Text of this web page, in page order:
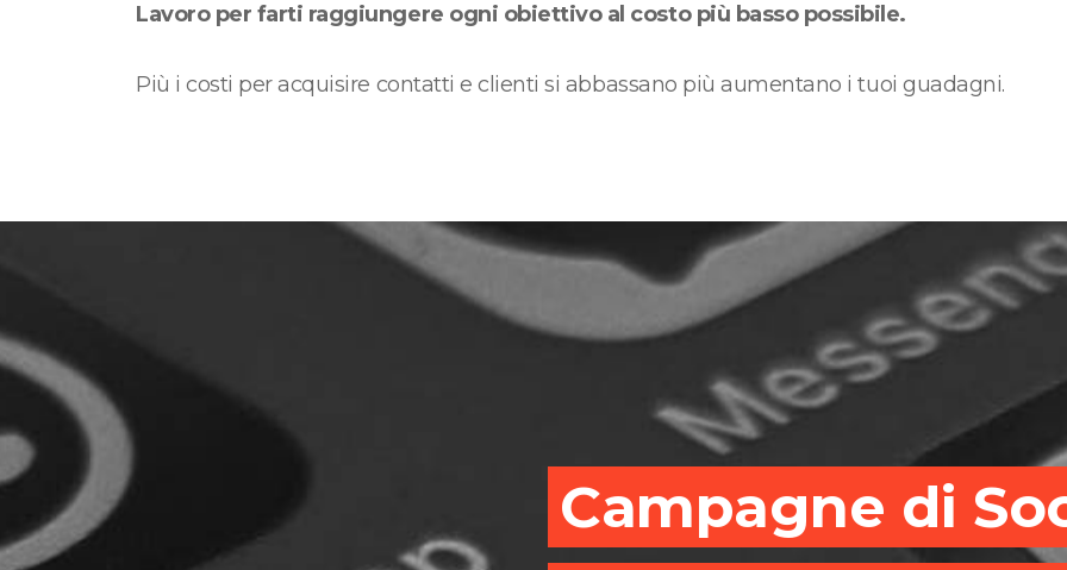
Lavoro per farti raggiungere ogni obiettivo al costo più basso possibile.
Più i costi per acquisire contatti e clienti si abbassano più aumentano i tuoi guadagni.
Campagne di